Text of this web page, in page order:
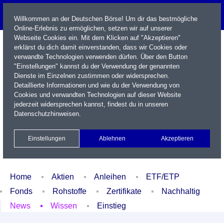
Name / WKN / ISIN / Kürzel
Xetra Realtime
Watchlist Portfolio Login
Home Aktien Anleihen
ETF/ETP
Fonds
Rohstoffe Zertifikate
Nachhaltig
News
Wissen Einstieg
Willkommen an der Deutschen Börse! Um dir das bestmögliche
Online-Erlebnis zu ermöglichen, setzen wir auf unserer
Webseite Cookies ein. Mit dem Klicken auf "Akzeptieren"
erklärst du dich damit einverstanden, dass wir Cookies oder
verwandte Technologien verwenden dürfen. Über den Button
"Einstellungen" kannst du der Verwendung der genannten
Dienste im Einzelnen zustimmen oder widersprechen.
Detaillierte Informationen und wie du der Verwendung von
Cookies und verwandten Technologien auf dieser Website
jederzeit widersprechen kannst, findest du in unseren
Datenschutzhinweisen.
Einstellungen Ablehnen Akzeptieren